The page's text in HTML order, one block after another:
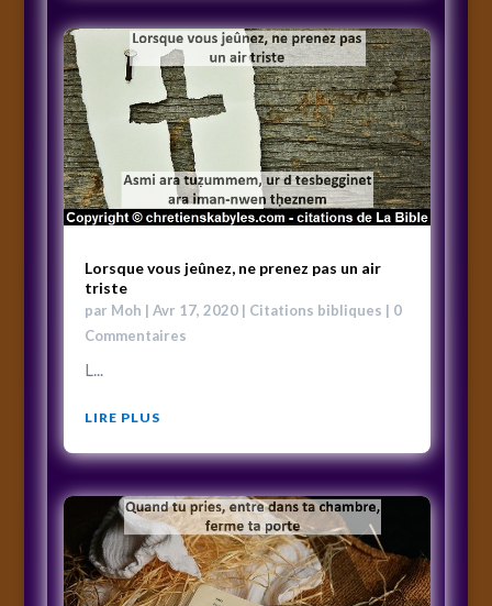
Lorsque vous jeûnez, ne prenez pas un air
triste
par Moh | Avr 17, 2020| Citations bibliques | 0
Commentaires
L...
LIRE PLUS